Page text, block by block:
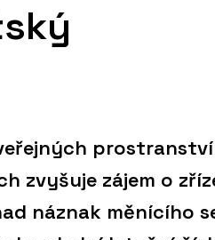
prostranství
zvyšuje zájem o
náznak měnícího